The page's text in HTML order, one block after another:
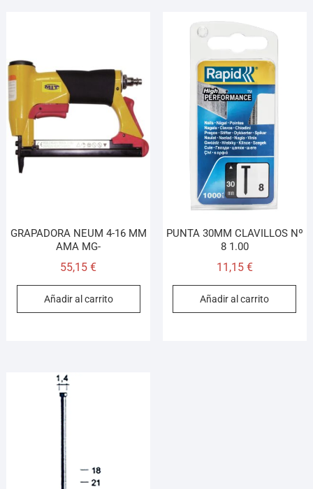
GRAPADORA NEUM 4-16 MM
AMA MG-
55,15€
Añadir al carrito
PUNTA 30MM CLAVILLOS Nº
8 1.00
11,15 €
Añadir al carrito